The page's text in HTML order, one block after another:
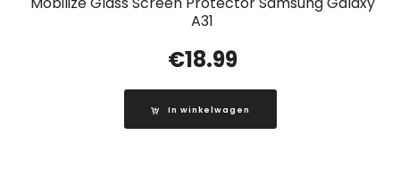
A31
€18.99
In winkelwagen